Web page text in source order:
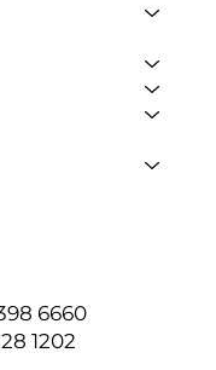
6660
1202